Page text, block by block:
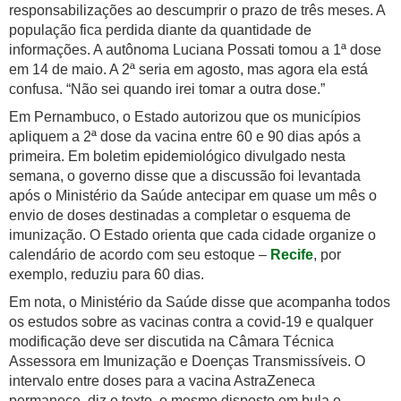
responsabilizações ao descumprir o prazo de três meses. A
população fica perdida diante da quantidade de
informações. A autônoma Luciana Possati tomou a 1ª dose
em 14 de maio. A 2ª seria em agosto, mas agora ela está
confusa. “Não sei quando irei tomar a outra dose.”
Em Pernambuco, o Estado autorizou que os municípios
apliquem a 2ª dose da vacina entre 60 e 90 dias após a
primeira. Em boletim epidemiológico divulgado nesta
semana, o governo disse que a discussão foi levantada
após o Ministério da Saúde antecipar em quase um mês o
envio de doses destinadas a completar o esquema de
imunização. O Estado orienta que cada cidade organize o
calendário de acordo com seu estoque – Recife, por
exemplo, reduziu para 60 dias.
Em nota, o Ministério da Saúde disse que acompanha todos
os estudos sobre as vacinas contra a covid-19 e qualquer
modificação deve ser discutida na Câmara Técnica
Assessora em Imunização e Doenças Transmissíveis. O
intervalo entre doses para a vacina AstraZeneca